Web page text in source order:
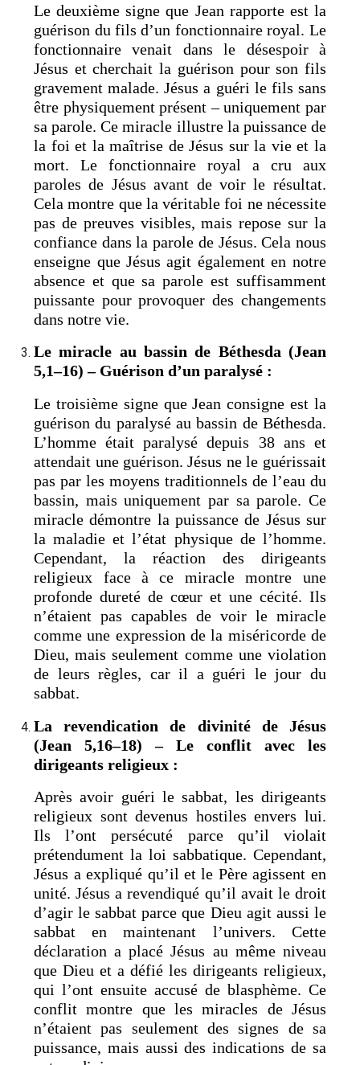
Le deuxième signe que Jean rapporte est la
guérison du fils d’un fonctionnaire royal. Le
fonctionnaire venait dans le désespoir à
Jésus et cherchait la guérison pour son fils
gravement malade. Jésus a guéri le fils sans
être physiquement présent – uniquement par
sa parole. Ce miracle illustre la puissance de
la foi et la maîtrise de Jésus sur la vie et la
mort. Le fonctionnaire royal a cru aux
paroles de Jésus avant de voir le résultat.
Cela montre que la véritable foi ne nécessite
pas de preuves visibles, mais repose sur la
confiance dans la parole de Jésus. Cela nous
enseigne que Jésus agit également en notre
absence et que sa parole est suffisamment
puissante pour provoquer des changements
dans notre vie.
Le miracle au bassin de Béthesda (Jean
5,1–16) – Guérison d’un paralysé :
Le troisième signe que Jean consigne est la
guérison du paralysé au bassin de Béthesda.
L’homme était paralysé depuis 38 ans et
attendait une guérison. Jésus ne le guérissait
pas par les moyens traditionnels de l’eau du
bassin, mais uniquement par sa parole. Ce
miracle démontre la puissance de Jésus sur
la maladie et l’état physique de l’homme.
Cependant, la réaction des dirigeants
religieux face à ce miracle montre une
profonde dureté de cœur et une cécité. Ils
n’étaient pas capables de voir le miracle
comme une expression de la miséricorde de
Dieu, mais seulement comme une violation
de leurs règles, car il a guéri le jour du
sabbat.
La revendication de divinité de Jésus
(Jean 5,16–18) – Le conflit avec les
dirigeants religieux :
Après avoir guéri le sabbat, les dirigeants
religieux sont devenus hostiles envers lui.
Ils l’ont persécuté parce qu’il violait
prétendument la loi sabbatique. Cependant,
Jésus a expliqué qu’il et le Père agissent en
unité. Jésus a revendiqué qu’il avait le droit
d’agir le sabbat parce que Dieu agit aussi le
sabbat en maintenant l’univers. Cette
déclaration a placé Jésus au même niveau
que Dieu et a défié les dirigeants religieux,
qui l’ont ensuite accusé de blasphème. Ce
conflit montre que les miracles de Jésus
n’étaient pas seulement des signes de sa
puissance, mais aussi des indications de sa